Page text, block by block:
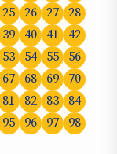
25 26 27 28
39 40 41
42
53 54 55
56
67 68 69
70
81 82 83
84
95 96 97
98